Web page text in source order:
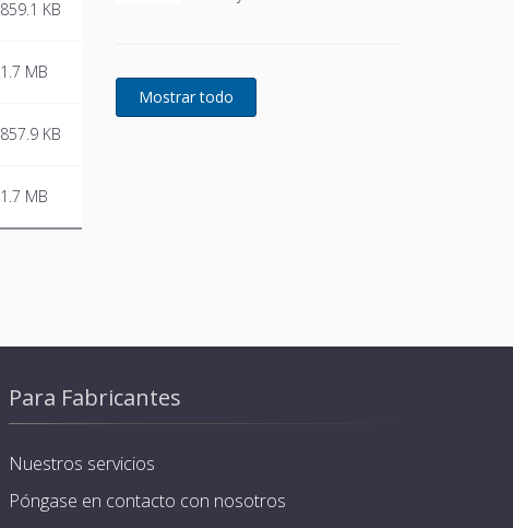
859.1 KB
1.7 MB
857.9 KB
1.7 MB
Para Fabricantes
Nuestros servicios
Póngase en contacto con nosotros